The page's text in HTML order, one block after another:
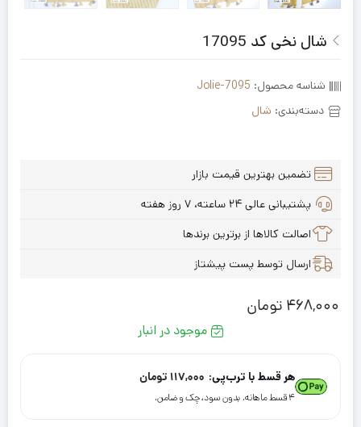
شال نخی کد 17095
شناسه محصول: Jolie-7095
دسته‌بندی: شال
تضمین بهترین قیمت بازار
پشتیبانی عالی ۲۴ ساعته، ۷ روز هفته
اصالت کالاها از برترین برندها
ارسال توسط پست پیشتاز
468,000 تومان
موجود در انبار
هر قسط با ترب‌پی: 117,000 تومان
۴ قسط ماهانه. بدون سود، چک و ضامن.